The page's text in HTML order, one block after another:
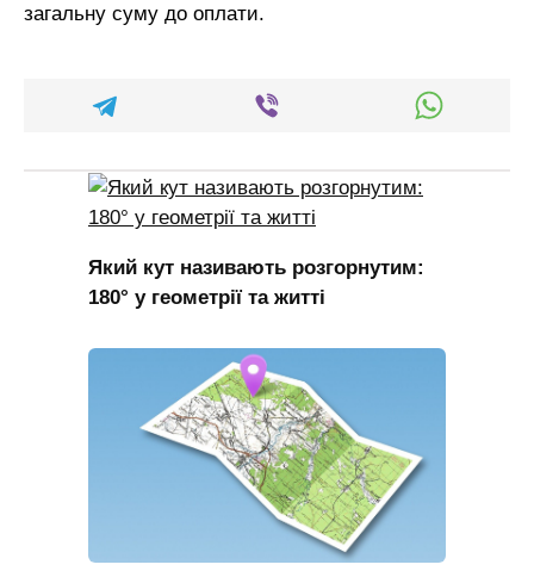
загальну суму до оплати.
Який кут називають розгорнутим:
180° у геометрії та житті